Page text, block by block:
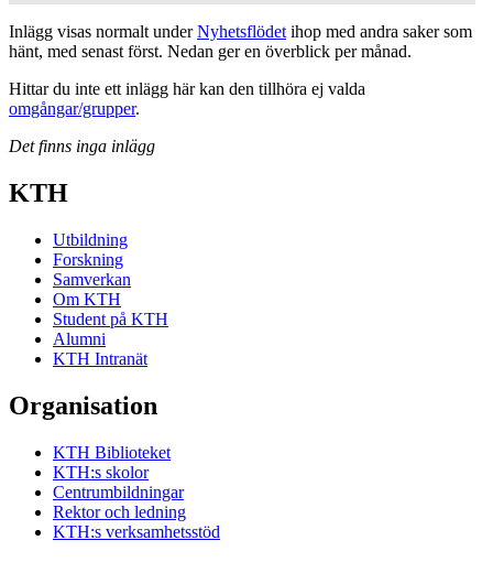
Inlägg visas normalt underNyhetsflödet ihop med andra saker som
hänt, med senast först. Nedan ger en överblick per månad.
Hittar du inte ett inlägg här kan den tillhöra ej valda
omgångar/grupper.
Det finns inga inlägg
KTH
Utbildning
Forskning
Samverkan
Om KTH
Student på KTH
Alumni
KTH Intranät
Organisation
KTH Biblioteket
KTH:s skolor
Centrumbildningar
Rektor och ledning
KTH:s verksamhetsstöd